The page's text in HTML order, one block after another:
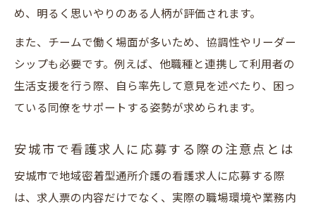
制度
求人選びで重視したい職場の雰囲気と人間
関係
地域密着型で働く看護職員のワークスタイル徹
底解説
は
通所介護における柔軟な勤務形態の実例紹
介
め、明るく思いやりのある人柄が評価されます。
また、チームで働く場面が多いため、協調性やリーダー
シップも必要です。例えば、他職種と連携して利用者の
生活支援を行う際、自ら率先して意見を述べたり、困っ
ている同僚をサポートする姿勢が求められます。
安城市で看護求人に応募する際の注意点とは
安城市で地域密着型通所介護の看護求人に応募する際
は、求人票の内容だけでなく、実際の職場環境や業務内